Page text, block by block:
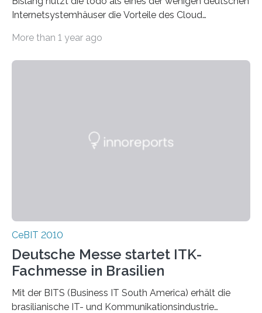
Internetsystemhäuser die Vorteile des Cloud
hochverfügbaren…
More than 1 year ago
CeBIT 2010
Deutsche Messe startet ITK-
Fachmesse in Brasilien
Mit der BITS (Business IT South America) erhält die
brasilianische IT- und Kommunikationsindustrie